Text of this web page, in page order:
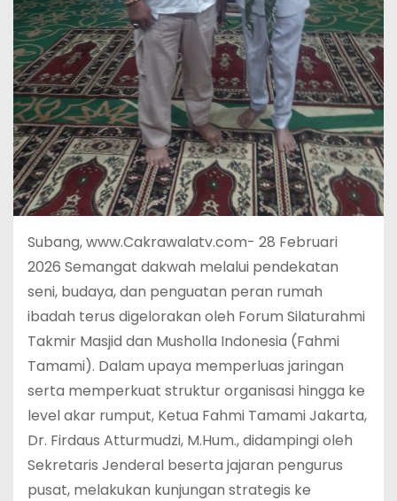
Subang, www.Cakrawalatv.com- 28 Februari
2026 Semangat dakwah melalui pendekatan
seni, budaya, dan penguatan peran rumah
ibadah terus digelorakan oleh Forum Silaturahmi
Takmir Masjid dan Musholla Indonesia (Fahmi
Tamami). Dalam upaya memperluas jaringan
serta memperkuat struktur organisasi hingga ke
level akar rumput, Ketua Fahmi Tamami Jakarta,
Dr. Firdaus Atturmudzi, M.Hum., didampingi oleh
Sekretaris Jenderal beserta jajaran pengurus
pusat, melakukan kunjungan strategis ke